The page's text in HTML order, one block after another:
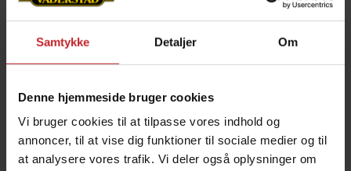
Samtykke Detaljer Om
Denne hjemmeside bruger cookies
Vi bruger cookies til at tilpasse vores indhold og
annoncer, til at vise dig funktioner til sociale medier og til
at analysere vores trafik. Vi deler også oplysninger om
ikke kunne se hvad Carrier skulle bruges til. I dag,
er der imidlertid 100 producenter, der har
tillader noget, som ikke tidligere har været muligt
i afgrødeproduktion: En ultra-øverlig bearbejning,
som efterlader de øverste 2-3cm kultiveret.
Hemmeligheden bag er de vaflede diske, som ved